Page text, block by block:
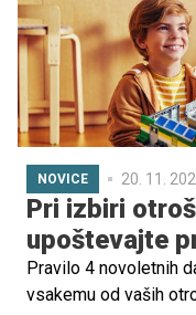
NOVICE 20. 11.
Pri izbiri
upoštevajte
Pravilo 4 novoletnih
vsakemu od vaših